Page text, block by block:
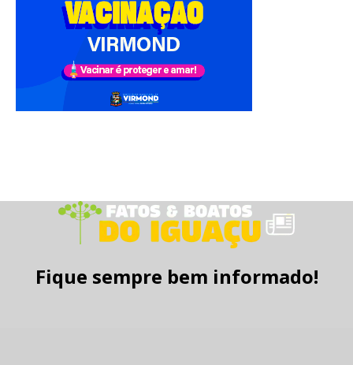
Fique sempre bem informado!